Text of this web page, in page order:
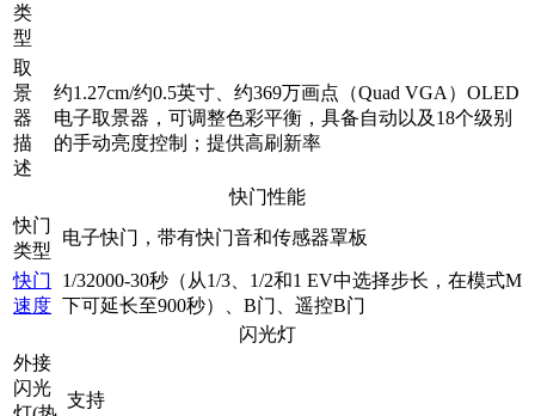
类
型
取
景
器
描
述
约1.27cm/约0.5英寸、约369万画点（Quad VGA）OLED
电子取景器，可调整色彩平衡，具备自动以及18个级别
的手动亮度控制；提供高刷新率
快门性能
快门
类型
电子快门，带有快门音和传感器罩板
快门
速度
1/32000-30秒（从1/3、1/2和1 EV中选择步长，在模式M
下可延长至900秒）、B门、遥控B门
闪光灯
外接
闪光
支持